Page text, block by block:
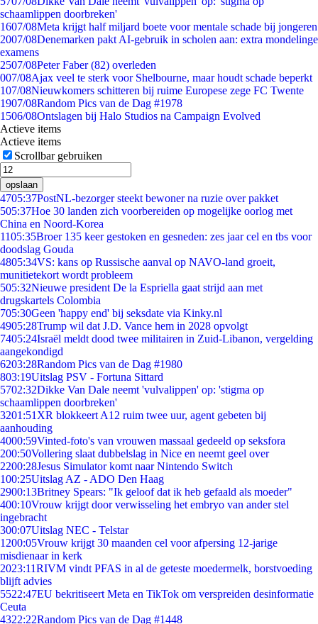
schaamlippen doorbreken'
1607/08Meta krijgt half miljard boete voor mentale schade bij jongeren
2007/08Denemarken pakt AI-gebruik in scholen aan: extra mondelinge
examens
2507/08Peter Faber (82) overleden
007/08Ajax veel te sterk voor Shelbourne, maar houdt schade beperkt
107/08Nieuwkomers schitteren bij ruime Europese zege FC Twente
1907/08Random Pics van de Dag #1978
1506/08Ontslagen bij Halo Studios na Campaign Evolved
Actieve items
Actieve items
Scrollbar gebruiken
opslaan
4705:37PostNL-bezorger steekt bewoner na ruzie over pakket
505:37Hoe 30 landen zich voorbereiden op mogelijke oorlog met
China en Noord-Korea
1105:35Broer 135 keer gestoken en gesneden: zes jaar cel en tbs voor
doodslag Gouda
4805:34VS: kans op Russische aanval op NAVO-land groeit,
munitietekort wordt probleem
505:32Nieuwe president De la Espriella gaat strijd aan met
drugskartels Colombia
705:30Geen 'happy end' bij seksdate via Kinky.nl
4905:28Trump wil dat J.D. Vance hem in 2028 opvolgt
7405:24Israël meldt dood twee militairen in Zuid-Libanon, vergelding
aangekondigd
6203:28Random Pics van de Dag #1980
803:19Uitslag PSV - Fortuna Sittard
5702:32Dikke Van Dale neemt 'vulvalippen' op: 'stigma op
schaamlippen doorbreken'
3201:51 XR blokkeert A12 ruim twee uur, agent gebeten bij
aanhouding
4000:59Vinted-foto's van vrouwen massaal gedeeld op seksfora
200:50Vollering slaat dubbelslag in Nice en neemt geel over
2200:28Jesus Simulator komt naar Nintendo Switch
100:25Uitslag AZ - ADO Den Haag
2900:13Britney Spears: "Ik geloof dat ik heb gefaald als moeder"
400:10Vrouw krijgt door verwisseling het embryo van ander stel
ingebracht
300:07Uitslag NEC - Telstar
1200:05Vrouw krijgt 30 maanden cel voor afpersing 12-jarige
misdienaar in kerk
2023:11RIVM vindt PFAS in al de geteste moedermelk, borstvoeding
blijft advies
5522:47EU bekritiseert Meta en TikTok om verspreiden desinformatie
Ceuta
4322:22Random Pics van de Dag #1448